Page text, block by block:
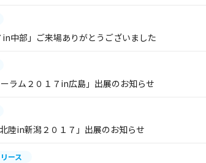
in中部」ご来場ありがとうございました
ラム２０１７in広島」出展のお知らせ
陸in新潟２０１７」出展のお知らせ
ース